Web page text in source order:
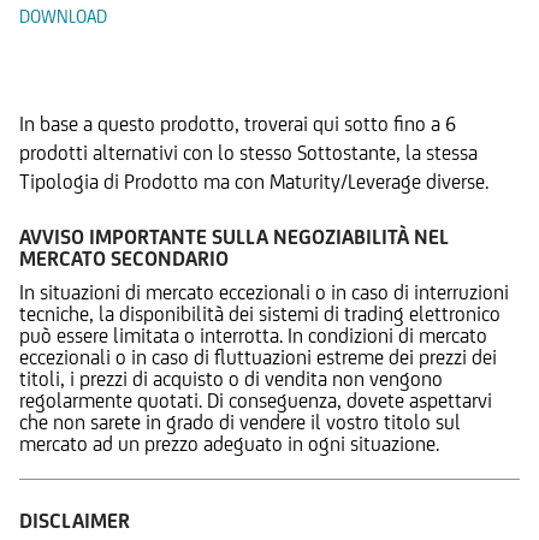
DOWNLOAD
In base a questo prodotto, troverai qui sotto fino a 6
prodotti alternativi con lo stesso Sottostante, la stessa
Tipologia di Prodotto ma con Maturity/Leverage diverse.
AVVISO IMPORTANTE SULLA NEGOZIABILITÀ NEL
MERCATO SECONDARIO
In situazioni di mercato eccezionali o in caso di interruzioni
tecniche, la disponibilità dei sistemi di trading elettronico
può essere limitata o interrotta. In condizioni di mercato
eccezionali o in caso di fluttuazioni estreme dei prezzi dei
titoli, i prezzi di acquisto o di vendita non vengono
regolarmente quotati. Di conseguenza, dovete aspettarvi
che non sarete in grado di vendere il vostro titolo sul
mercato ad un prezzo adeguato in ogni situazione.
DISCLAIMER